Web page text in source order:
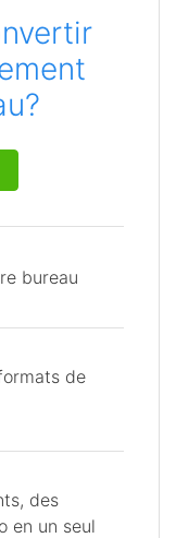
bureau
de
des
en un seul